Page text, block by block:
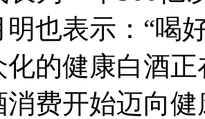
也表示：“喝
化的健康白酒
消费开始迈向